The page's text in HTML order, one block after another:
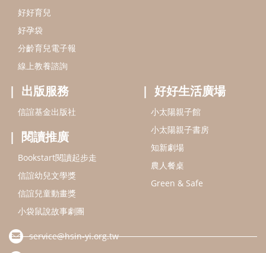
Bookstart閱讀起步走
信誼幼兒文學獎
信誼兒童動畫獎
小袋鼠說故事劇團
service@hsin-yi.org.tw
信誼好好育兒
小太陽親子書房
(02)2396-5305轉2345 (週一～週五 9:00～18:00)
認識信誼 合作洽談 智慧財產權聲明
本網站建議使用IE9(含以上)或 Google Chrome 版本瀏覽器
信誼基金會/上誼文化實業股份有限公司 版權所有 ©